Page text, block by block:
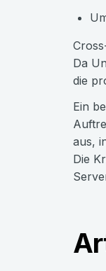
Da
die
Ein
aus,
Die